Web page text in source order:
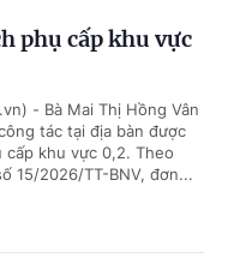
phụ cấp khu vực
- Bà Mai Thị Hồng Vân
tác tại địa bàn được
cấp khu vực 0,2. Theo
15/2026/TT-BNV, đơn...